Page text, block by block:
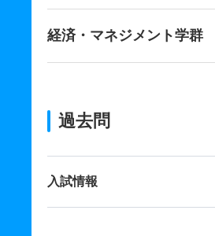
経済・マネジメント学群
過去問
入試情報